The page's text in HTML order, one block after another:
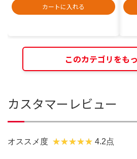
カートに入れる
このカテゴリをも
カスタマーレビュー
オススメ度 4.2点